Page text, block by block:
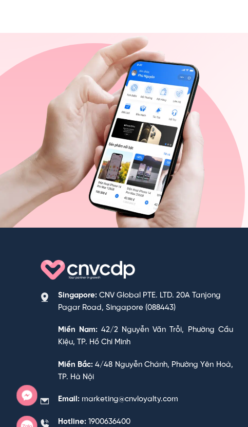
Singapore: CNV Global PTE. LTD. 20A Tanjong
Pagar Road, Singapore (088443)
Miền Nam: 42/2 Nguyễn Văn Trỗi, Phường Cầu
Kiệu, TP. Hồ Chí Minh
Miền Bắc: 4/48 Nguyễn Chánh, Phường Yên Hoà,
TP. Hà Nội
Email: marketing@cnvloyalty.com
Hotline: 1900636400